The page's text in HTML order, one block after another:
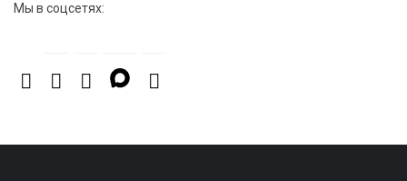
Мы в соцсетях: